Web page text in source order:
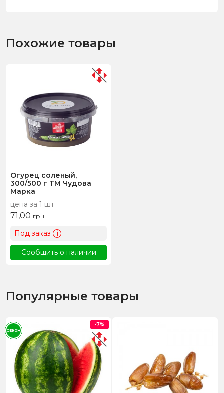
Похожие товары
Огурец соленый,
300/500 г ТМ Чудова
Марка
цена за 1 шт
71,00 грн
Под заказ i
Сообщить о наличии
Популярные товары
-7%
СЕЗОН